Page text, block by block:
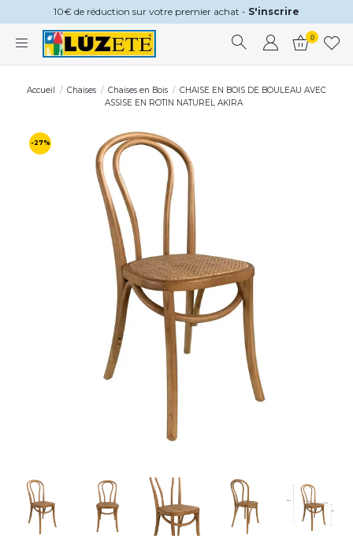
10€ de réduction sur votre premier achat - S'inscrire
0
Accueil Chaises Chaises en Bois
CHAISE EN BOIS DE BOULEAU AVEC
ASSISE EN ROTIN NATUREL AKIRA
-27%